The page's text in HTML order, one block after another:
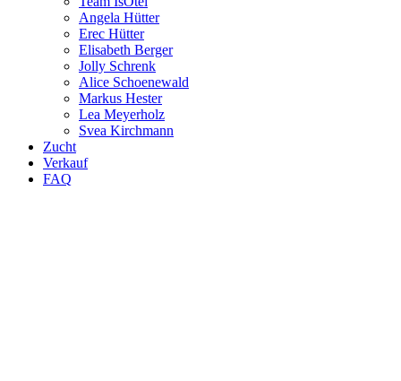
Angela Hütter
Erec Hütter
Elisabeth Berger
Jolly Schrenk
Alice Schoenewald
Markus Hester
Lea Meyerholz
Svea Kirchmann
Zucht
Verkauf
FAQ